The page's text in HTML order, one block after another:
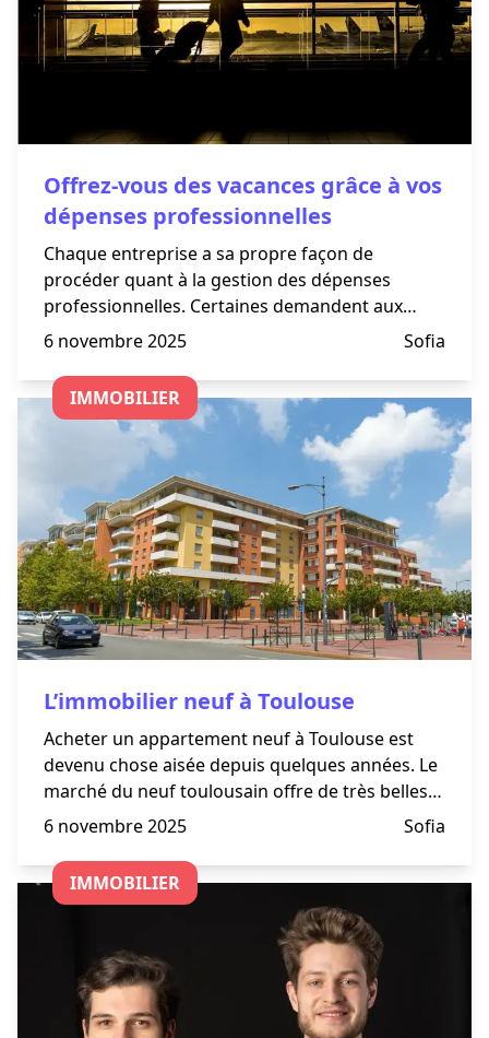
Offrez-vous des vacances grâce à vos
dépenses professionnelles
Chaque entreprise a sa propre façon de
procéder quant à la gestion des dépenses
professionnelles. Certaines demandent aux
collaborateurs d’avancer les frais, d’autres leur
6 novembre 2025 Sofia
IMMOBILIER
L’immobilier neuf à Toulouse
Acheter un appartement neuf à Toulouse est
devenu chose aisée depuis quelques années. Le
marché du neuf toulousain offre de très belles
occasions de devenir propriétaire d’un bien
6 novembre 2025 Sofia
IMMOBILIER